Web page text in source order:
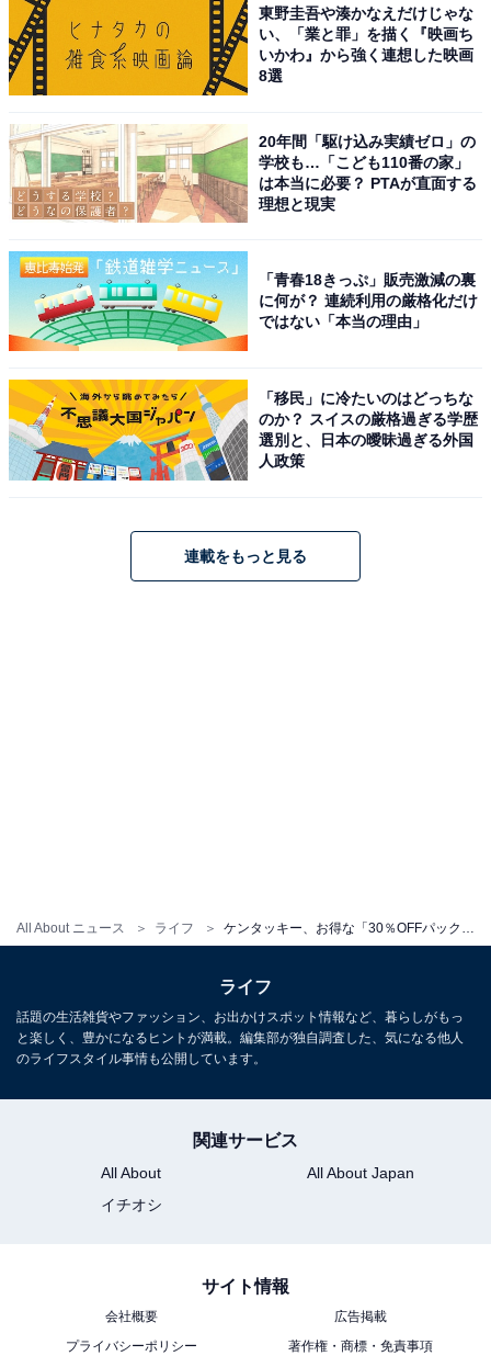
All About ニュース ライフ
カルディ「決算セール」第2弾！ “素焼きミックスナッ
ツ”など人気商品が今期最安値で販売中
・
白担担麺＆中華風カレーが辛うま！
・
3日で120万食突破の「ファミマ・ザ・クレープ」に新し
・
ファン待望の鎌倉紅谷「クルミッ子キャラメルソース」
が発売！ スイーツ、ドリンク、料理にもかけ放題
【関連リンク】
・プレスリリース
東野圭吾や湊かなえだけじゃな
い、「業と罪」を描く『映画ち
いかわ』から強く連想した映画
8選
20年間「駆け込み実績ゼロ」の
学校も…「こども110番の家」
は本当に必要？ PTAが直面する
理想と現実
「青春18きっぷ」販売激減の裏
に何が？ 連続利用の厳格化だけ
ではない「本当の理由」
「移民」に冷たいのはどっちな
のか？ スイスの厳格過ぎる学歴
選別と、日本の曖昧過ぎる外国
人政策
連載をもっと見る
ライフ
話題の生活雑貨やファッション、お出かけスポット情報など、暮らしがもっ
と楽しく、豊かになるヒントが満載。編集部が独自調査した、気になる他人
のライフスタイル事情も公開しています。
関連サービス
All About
All About Japan
イチオシ
サイト情報
会社概要
広告掲載
プライバシーポリシー
著作権・商標・免責事項